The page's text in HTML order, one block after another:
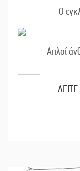
Ο
Απλοί